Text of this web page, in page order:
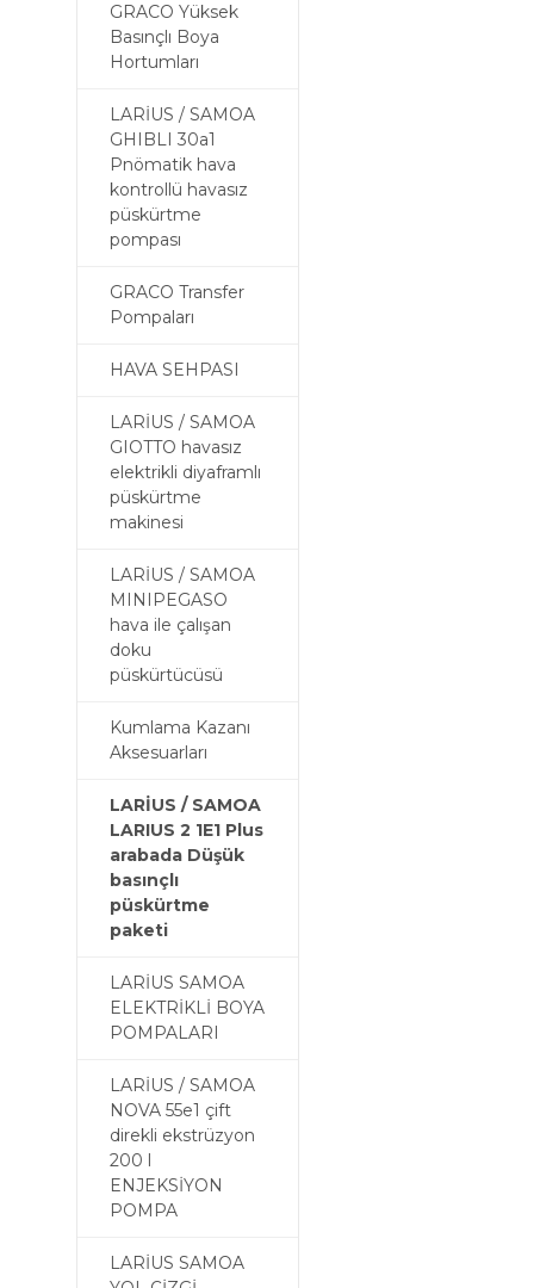
GRACO Yüksek
Basınçlı Boya
Hortumları
LARİUS / SAMOA
GHIBLI 30a1
Pnömatik hava
kontrollü havasız
püskürtme
pompası
GRACO Transfer
Pompaları
HAVA SEHPASI
LARİUS / SAMOA
GIOTTO havasız
elektrikli diyaframlı
püskürtme
makinesi
LARİUS / SAMOA
MINIPEGASO
hava ile çalışan
doku
püskürtücüsü
Kumlama Kazanı
Aksesuarları
LARİUS / SAMOA
LARIUS 2 1E1 Plus
arabada Düşük
basınçlı
püskürtme
paketi
LARİUS SAMOA
ELEKTRİKLİ BOYA
POMPALARI
LARİUS / SAMOA
NOVA 55e1 çift
direkli ekstrüzyon
200 l
ENJEKSİYON
POMPA
LARİUS SAMOA